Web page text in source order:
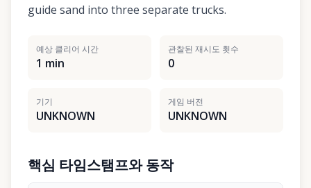
guide sand into three separate trucks.
예상 클리어 시간
1 min
관찰된 재시도 횟수
0
기기
UNKNOWN
게임 버전
UNKNOWN
핵심 타임스탬프와 동작